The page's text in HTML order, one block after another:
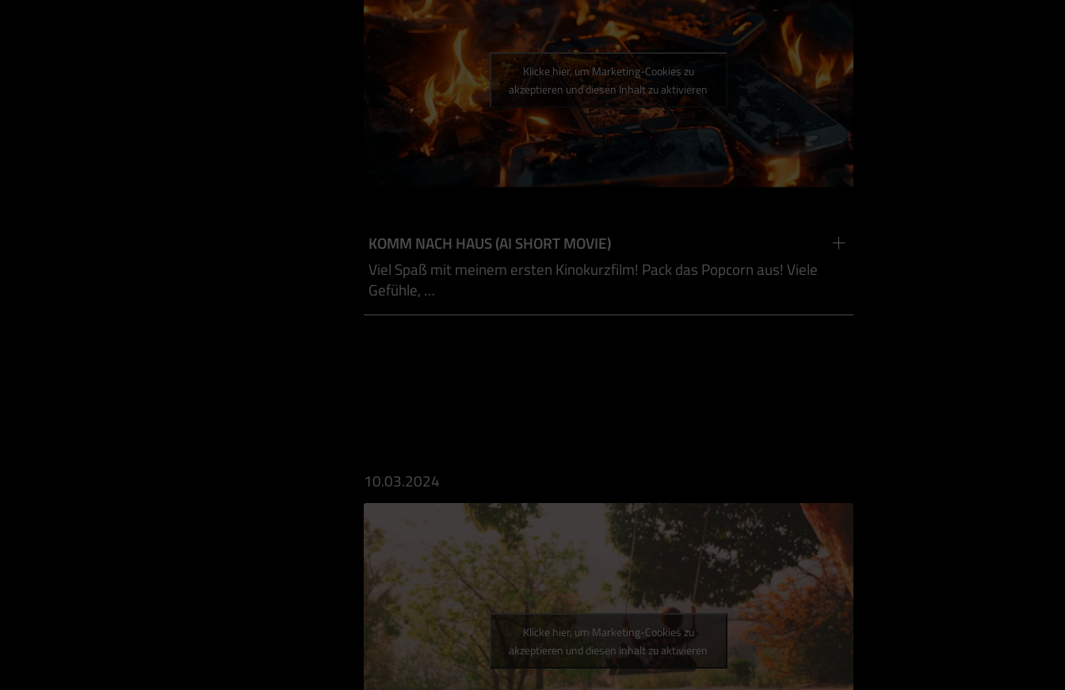
Klicke hier, um Marketing-Cookies zu
akzeptieren und diesen Inhalt zu aktivieren
KOMM NACH HAUS (AI SHORT MOVIE)
Viel Spaß mit meinem ersten Kinokurzfilm! Pack das Popcorn aus! Viele
Gefühle, …
10.03.2024
Klicke hier, um Marketing-Cookies zu
akzeptieren und diesen Inhalt zu aktivieren